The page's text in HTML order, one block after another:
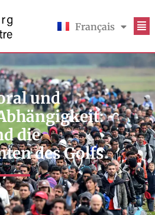
Français
English
und
die
des Golfs